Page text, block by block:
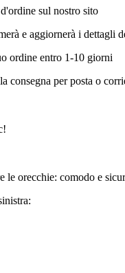
sul nostro sito
e aggiornerà i dettagli
ordine entro 1-10 giorni
consegna per posta o
le orecchie: comodo e